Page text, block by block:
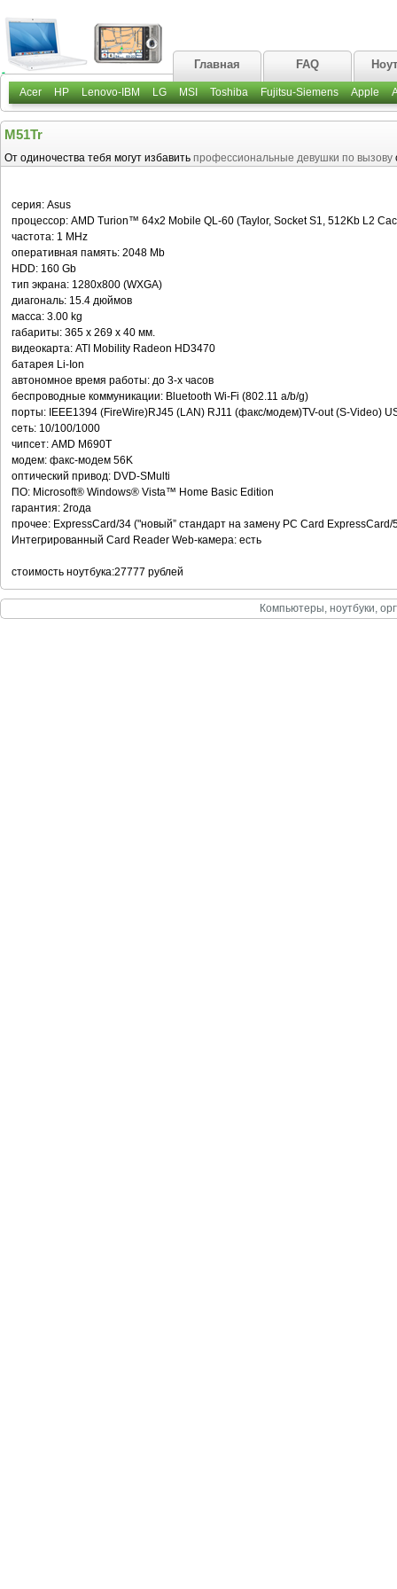
Главная FAQ
Acer HP Lenovo-IBM LG MSI Toshiba Fujitsu-Siemens Apple
M51Tr
От одиночества тебя могут избавить профессиональные девушки по вызову
серия: Asus
процессор: AMD Turion™ 64x2 Mobile QL-60 (Taylor, Socket S1, 512Kb L2
частота: 1 MHz
оперативная память: 2048 Mb
HDD: 160 Gb
тип экрана: 1280x800 (WXGA)
диагональ: 15.4 дюймов
масса: 3.00 kg
габариты: 365 x 269 x 40 мм.
видеокарта: ATI Mobility Radeon HD3470
батарея Li-Ion
автономное время работы: до 3-х часов
беспроводные коммуникации: Bluetooth Wi-Fi (802.11 a/b/g)
порты: IEEE1394 (FireWire)RJ45 (LAN) RJ11 (факс/модем)TV-out (S-Video)
сеть: 10/100/1000
чипсет: AMD M690T
модем: факс-модем 56K
оптический привод: DVD-SMulti
ПО: Microsoft® Windows® Vista™ Home Basic Edition
гарантия: 2года
прочее: ExpressCard/34 ("новый” стандарт на замену PC Card
Интегрированный Card Reader Web-камера: есть
стоимость ноутбука:27777 рублей
Компьютеры, ноутбуки,